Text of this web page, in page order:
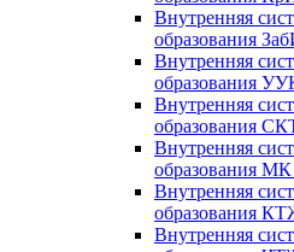
Внутренняя
образования
Внутренняя
образования
Внутренняя
образования
Внутренняя
образования
Внутренняя
образования
Внутренняя